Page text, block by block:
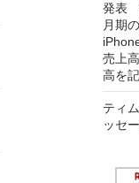
発表
月期
売上
高を
ティ
ッセ